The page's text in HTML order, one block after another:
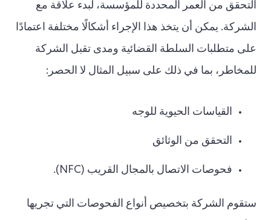
التحقق من العمر المحددة للمؤسسة، لبدء علاقة مع
الشركة. يمكن أن يتخذ هذا الإجراء أشكالًا مختلفة اعتمادًا
على متطلبات السلطة القضائية ومدى تقبل الشركة
للمخاطر، بما في ذلك على سبيل المثال لا الحصر:
القياسات الحيوية للوجه
التحقق من الوثائق
فحوصات الاتصال بالمجال القريب (NFC).
ستقوم الشركة بتخصيص أنواع الفحوصات التي تجريها